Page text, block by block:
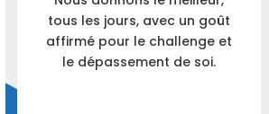
tous les jours, avec un goût
affirmé pour le challenge et
le dépassement de soi.